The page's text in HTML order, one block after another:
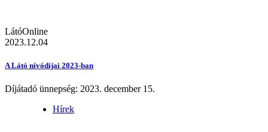
LátóOnline
2023.12.04
A Látó nívódíjai 2023-ban
Díjátadó ünnepség: 2023. december 15.
Hírek